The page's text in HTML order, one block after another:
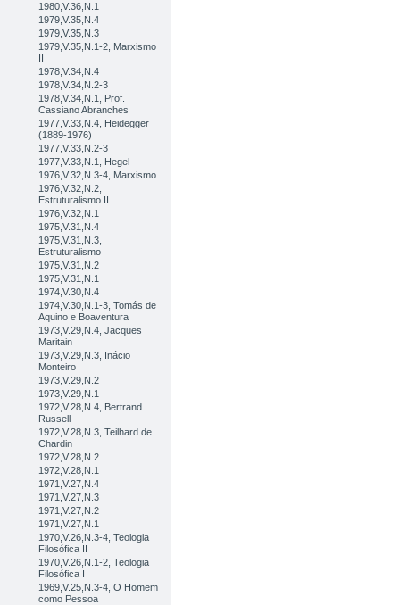
1980,V.36,N.1
1979,V.35,N.4
1979,V.35,N.3
1979,V.35,N.1-2, Marxismo
II
1978,V.34,N.4
1978,V.34,N.2-3
1978,V.34,N.1, Prof.
Cassiano Abranches
1977,V.33,N.4, Heidegger
(1889-1976)
1977,V.33,N.2-3
1977,V.33,N.1, Hegel
1976,V.32,N.3-4, Marxismo
1976,V.32,N.2,
Estruturalismo II
1976,V.32,N.1
1975,V.31,N.4
1975,V.31,N.3,
Estruturalismo
1975,V.31,N.2
1975,V.31,N.1
1974,V.30,N.4
1974,V.30,N.1-3, Tomás de
Aquino e Boaventura
1973,V.29,N.4, Jacques
Maritain
1973,V.29,N.3, Inácio
Monteiro
1973,V.29,N.2
1973,V.29,N.1
1972,V.28,N.4, Bertrand
Russell
1972,V.28,N.3, Teilhard de
Chardin
1972,V.28,N.2
1972,V.28,N.1
1971,V.27,N.4
1971,V.27,N.3
1971,V.27,N.2
1971,V.27,N.1
1970,V.26,N.3-4, Teologia
Filosófica II
1970,V.26,N.1-2, Teologia
Filosófica I
1969,V.25,N.3-4, O Homem
como Pessoa